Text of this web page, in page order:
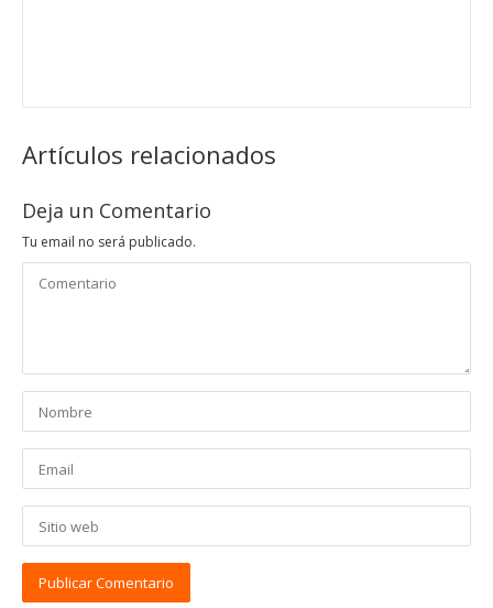
Artículos relacionados
Deja un Comentario
Tu email no será publicado.